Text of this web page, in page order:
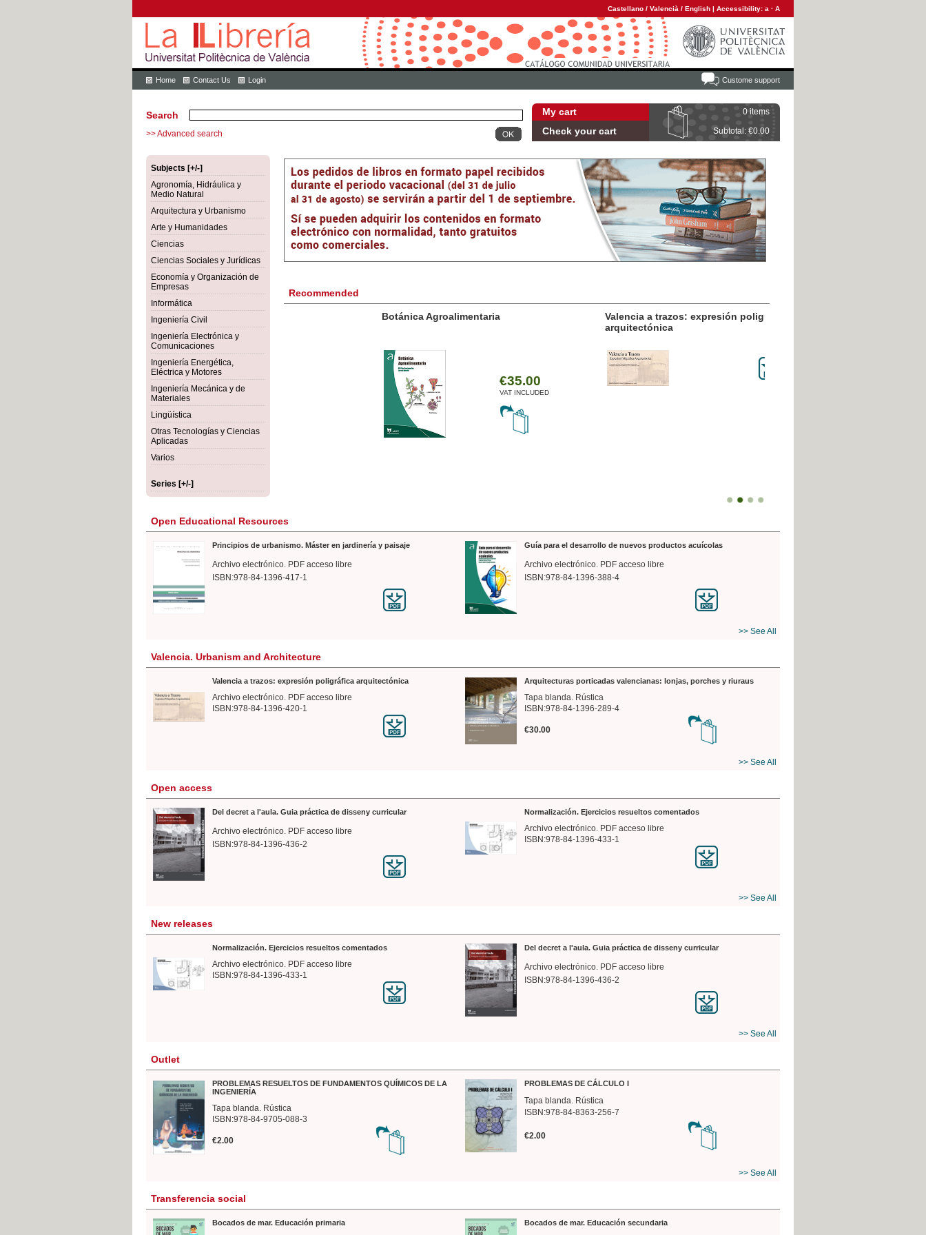
Castellano / Valencià / English | Accessibility: a · A
Custome support
Home Contact Us Login
My cart 0 items
Check your cart Subtotal: €0.00
Search
>> Advanced search
Subjects [+/-]
Agronomía, Hidráulica y
Medio Natural
Arquitectura y Urbanismo
Arte y Humanidades
Ciencias
Ciencias Sociales y Jurídicas
Economía y Organización de
Empresas
Informática
Ingeniería Civil
Ingeniería Electrónica y
Comunicaciones
Ingeniería Energética,
Eléctrica y Motores
Ingeniería Mecánica y de
Materiales
Lingüística
Otras Tecnologías y Ciencias
Aplicadas
Varios
Series [+/-]
Recommended
Botánica Agroalimentaria
€35.00
VAT INCLUDED
Valencia a trazos: expresión poligráfica
Open Educational Resources
Principios de urbanismo. Máster en jardinería y paisaje
Archivo electrónico. PDF acceso libre
ISBN:978-84-1396-417-1
Guía para el desarrollo de nuevos productos acuícolas
Archivo electrónico. PDF acceso libre
ISBN:978-84-1396-388-4
>> See All
Valencia. Urbanism and Architecture
Valencia a trazos: expresión poligráfica arquitectónica
Archivo electrónico. PDF acceso libre
ISBN:978-84-1396-420-1
Arquitecturas porticadas valencianas: lonjas, porches y riuraus
Tapa blanda. Rústica
ISBN:978-84-1396-289-4
€30.00
>> See All
Open access
Del decret a l'aula. Guia práctica de disseny curricular
Archivo electrónico. PDF acceso libre
ISBN:978-84-1396-436-2
Normalización. Ejercicios resueltos comentados
Archivo electrónico. PDF acceso libre
ISBN:978-84-1396-433-1
>> See All
New releases
Normalización. Ejercicios resueltos comentados
Archivo electrónico. PDF acceso libre
ISBN:978-84-1396-433-1
Del decret a l'aula. Guia práctica de disseny curricular
Archivo electrónico. PDF acceso libre
ISBN:978-84-1396-436-2
>> See All
Outlet
PROBLEMAS RESUELTOS DE FUNDAMENTOS QUÍMICOS DE LA
INGENIERÍA
Tapa blanda. Rústica
ISBN:978-84-9705-088-3
€2.00
PROBLEMAS DE CÁLCULO I
Tapa blanda. Rústica
ISBN:978-84-8363-256-7
€2.00
>> See All
Transferencia social
Bocados de mar. Educación primaria Bocados de mar. Educación secundaria